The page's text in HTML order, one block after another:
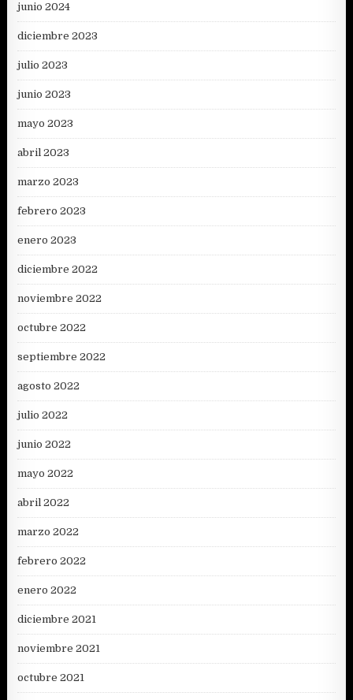
junio 2024
diciembre 2023
julio 2023
junio 2023
mayo 2023
abril 2023
marzo 2023
febrero 2023
enero 2023
diciembre 2022
noviembre 2022
octubre 2022
septiembre 2022
agosto 2022
julio 2022
junio 2022
mayo 2022
abril 2022
marzo 2022
febrero 2022
enero 2022
diciembre 2021
noviembre 2021
octubre 2021